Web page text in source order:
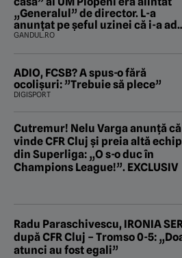
„Generalul” de director. L-a
anunțat pe șeful uzinei că i-a
„subțireanu, așa”
GANDUL.RO
ADIO, FCSB? A spus-o fără
ocolișuri: ”Trebuie să plece”
DIGISPORT
Cutremur! Nelu Varga anunță că
vinde CFR Cluj și preia altă
din Superliga: „O s-o duc în
Champions League!”. EXCLUSIV
Radu Paraschivescu, IRONIA
după CFR Cluj – Tromso 0-5:
atunci au fost egali”